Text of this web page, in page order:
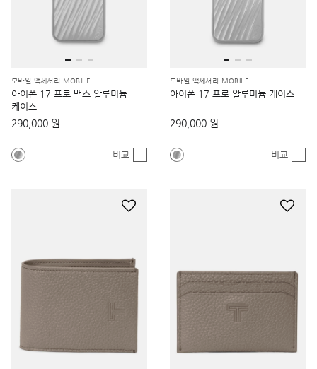
모바일 액세서리 MOBILE
아이폰 17 프로 맥스 알루미늄
케이스
290,000 원
비교
모바일 액세서리 MOBILE
아이폰 17 프로 알루미늄 케이스
290,000 원
비교